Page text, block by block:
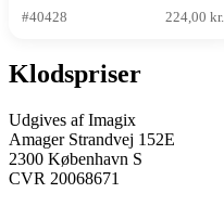
#40428 224,00 kr.
Klodspriser
Udgives af Imagix
Amager Strandvej 152E
2300 København S
CVR 20068671